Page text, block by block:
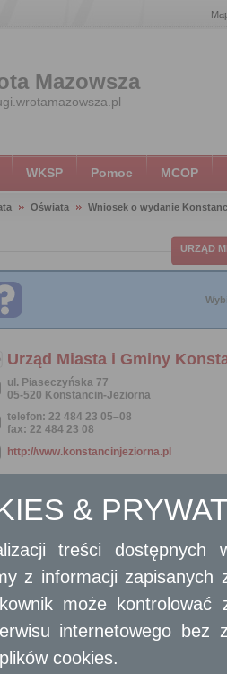
Mazowsza
WKSP Pomoc MCOP
Oświata Wniosek o wydanie
URZĄD
Urząd Miasta i Gminy
ul. Piaseczyńska 77
05-520 Konstancin-Jeziorna
telefon: 22 484 23 05–08
fax: 22 484 23 08
http://www.konstancinjeziorna.pl
Wniosek o wydanie
Ogólny opis
Wniosek o wydanie Konstancińskiej Karty
Opis skrócony
Karta wydawana jest bezpłatnie
dochodowy w piaseczyńskim urzędzie
&
treści
z informacji
może
internetowego bez
cookies.